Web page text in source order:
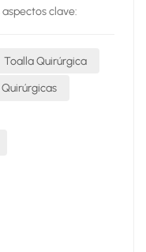
clave:
clara durante los
de especificaciones
de 40 x 60 cm,
Toalla Quirúrgica